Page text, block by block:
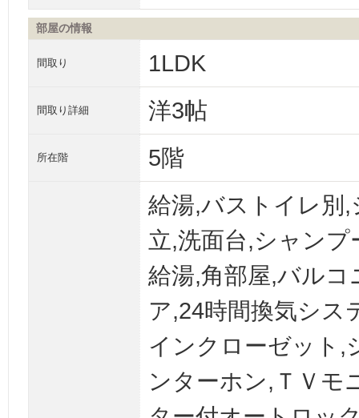
部屋の情報
間取り 1LDK
間取り詳細 洋3帖
所在階
5階
給湯,バストイレ別,
立,洗面台,シャン
給湯,角部屋,バル
ア,24時間換気シス
インクローゼット,
ンターホン,ＴＶモ